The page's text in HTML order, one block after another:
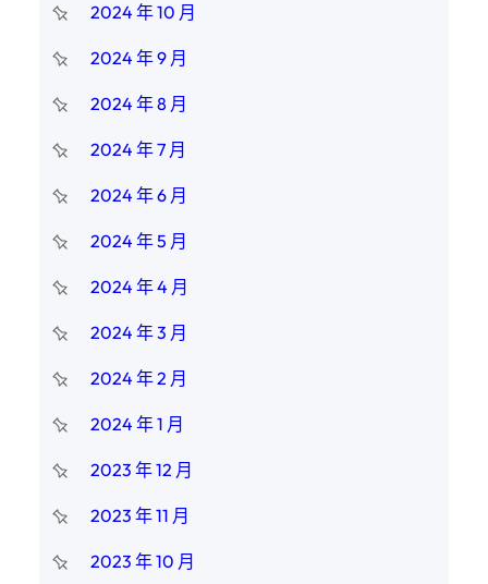
2024 年 10 月
2024 年 9 月
2024 年 8 月
2024 年 7 月
2024 年 6 月
2024 年 5 月
2024 年 4 月
2024 年 3 月
2024 年 2 月
2024 年 1 月
2023 年 12 月
2023 年 11 月
2023 年 10 月